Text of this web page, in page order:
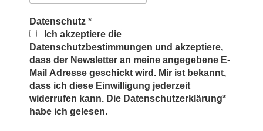
Datenschutz *
Ich akzeptiere die
Datenschutzbestimmungen und akzeptiere,
dass der Newsletter an meine angegebene E-
Mail Adresse geschickt wird. Mir ist bekannt,
dass ich diese Einwilligung jederzeit
widerrufen kann. Die Datenschutzerklärung*
habe ich gelesen.